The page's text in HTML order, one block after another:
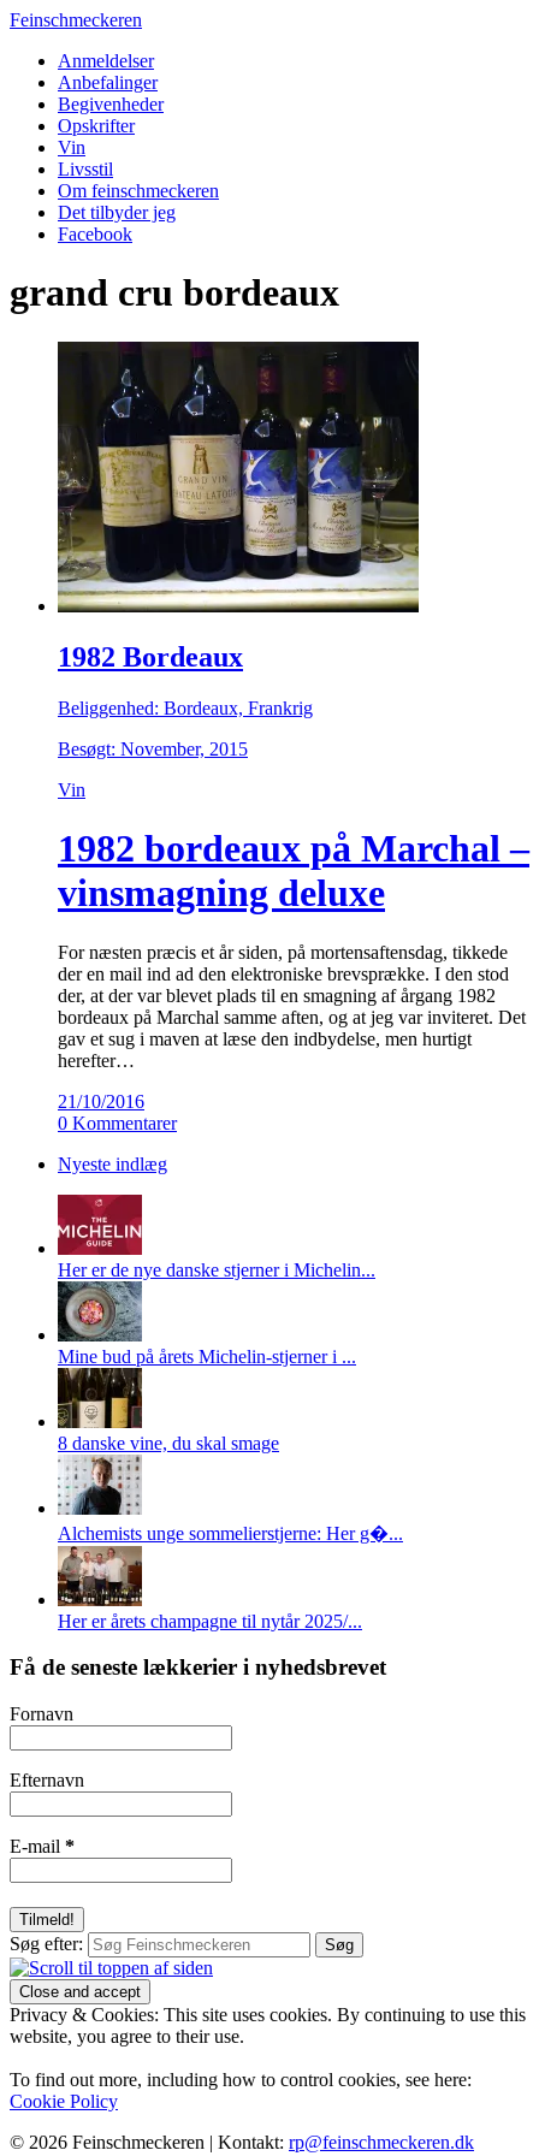
Feinschmeckeren
Anmeldelser
Anbefalinger
Begivenheder
Opskrifter
Vin
Livsstil
Om feinschmeckeren
Det tilbyder jeg
Facebook
grand cru bordeaux
1982 Bordeaux
Beliggenhed: Bordeaux, Frankrig
Besøgt: November, 2015
Vin
1982 bordeaux på Marchal –
vinsmagning deluxe
For næsten præcis et år siden, på mortensaftensdag, tikkede
der en mail ind ad den elektroniske brevsprække. I den stod
der, at der var blevet plads til en smagning af årgang 1982
bordeaux på Marchal samme aften, og at jeg var inviteret. Det
gav et sug i maven at læse den indbydelse, men hurtigt
herefter…
21/10/2016
0 Kommentarer
Nyeste indlæg
Her er de nye danske stjerner i Michelin...
Mine bud på årets Michelin-stjerner i ...
8 danske vine, du skal smage
Alchemists unge sommelierstjerne: Her g�...
Her er årets champagne til nytår 2025/...
Få de seneste lækkerier i nyhedsbrevet
Fornavn
Efternavn
E-mail *
Søg efter:
Privacy & Cookies: This site uses cookies. By continuing to use this
website, you agree to their use.
To find out more, including how to control cookies, see here:
Cookie Policy
© 2026 Feinschmeckeren | Kontakt: rp@feinschmeckeren.dk